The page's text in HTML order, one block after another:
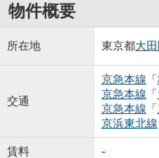
物件概要
所在地 東京都大田
交通
京急本線 「
京急本線 「
京急本線 「
京浜東北線
賃料 -